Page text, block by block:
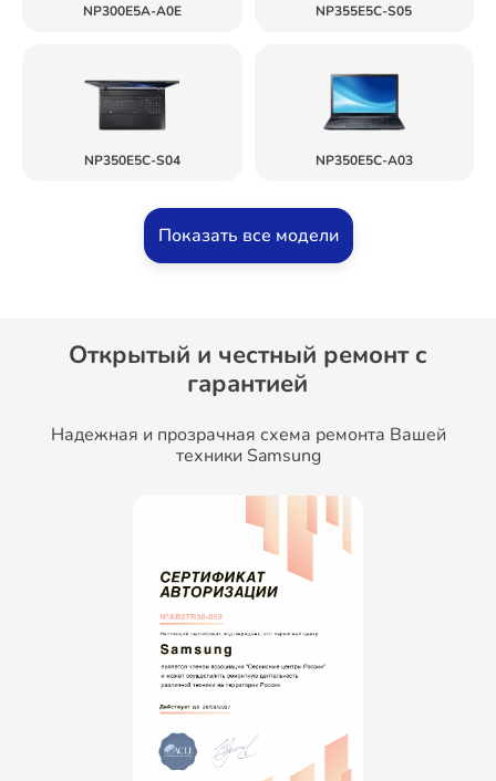
NP300E5A-A0E NP355E5C-S05
NP350E5C-S04 NP350E5C-A03
Показать все модели
Открытый и честный ремонт c
гарантией
Надежная и прозрачная схема ремонта Вашей
техники Samsung